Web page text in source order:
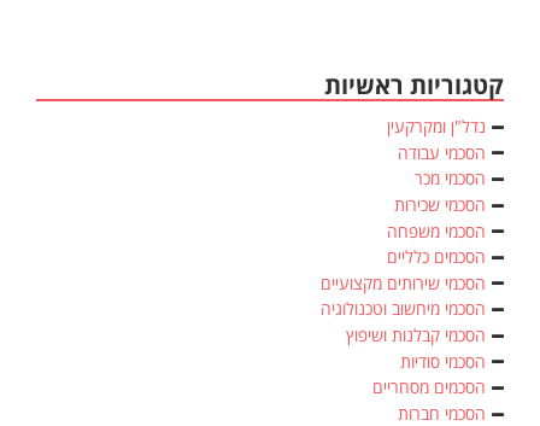
קטגוריות ראשיות
נדל"ן ומקרקעין
הסכמי עבודה
הסכמי מכר
הסכמי שכירות
הסכמי משפחה
הסכמים כלליים
הסכמי שירותים מקצועיים
הסכמי מיחשוב וטכנולוגיה
הסכמי קבלנות ושיפוץ
הסכמי סודיות
הסכמים מסחריים
הסכמי חברות